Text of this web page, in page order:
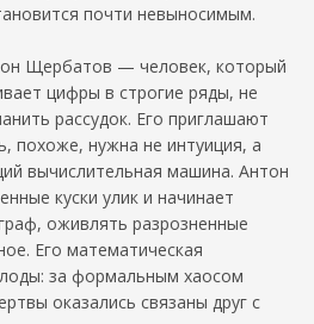
почти невыносимым.
Щербатов — человек, который
цифры в строгие ряды, не
рассудок. Его приглашают
похоже, нужна не интуиция, а
вычислительная машина. Антон
куски улик и начинает
оживлять разрозненные
Его математическая
за формальным хаосом
оказались связаны друг с